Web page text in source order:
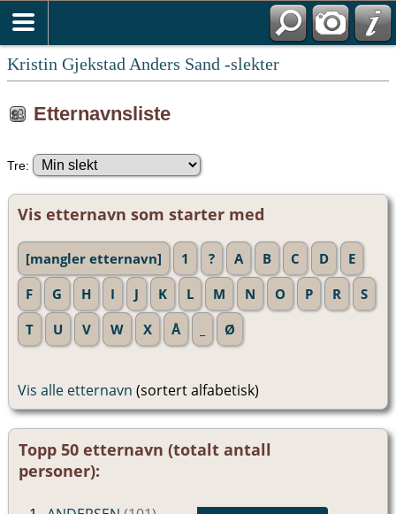
Kristin Gjekstad Anders Sand -slekter
Etternavnsliste
Tre:
Vis etternavn som starter med
[mangler etternavn] 1 ? A B C D
E
F
G H I J K L M N O P R
S
T
U V W X Å Ø
Vis alle etternavn (sortert alfabetisk)
Topp 50 etternavn (totalt antall
personer):